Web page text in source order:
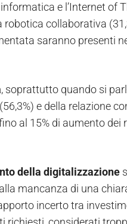
e l’Internet of
collaborativa
saranno presenti
, soprattutto quando si
e della relazione
al 15% di aumento dei
della digitalizzazione
mancanza di una
incerto tra